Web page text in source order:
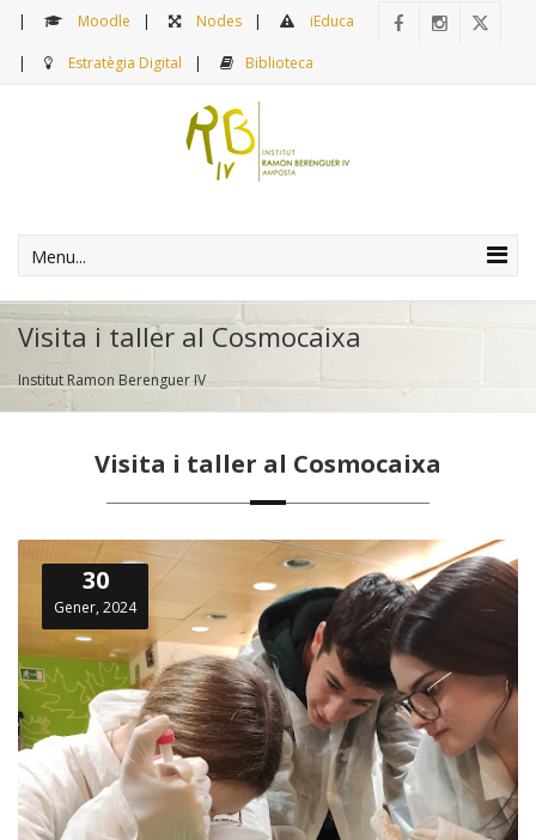
Moodle Nodes iEduca
Estratègia Digital Biblioteca
Menu...
Visita i taller al Cosmocaixa
Institut Ramon Berenguer IV
Visita i taller al Cosmocaixa
30
Gener, 2024